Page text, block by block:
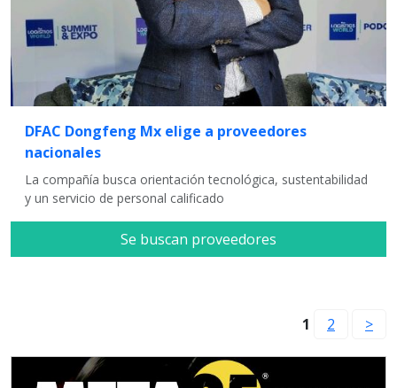
DFAC Dongfeng Mx elige a proveedores
nacionales
La compañía busca orientación tecnológica, sustentabilidad
y un servicio de personal calificado
Se buscan proveedores
1 2 >